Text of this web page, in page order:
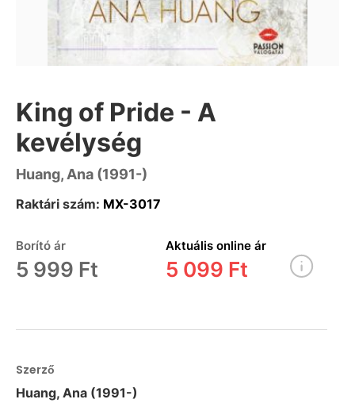
King of Pride - A
kevélység
Huang, Ana (1991-)
Raktári szám: MX-3017
Borító ár
5 999 Ft
Aktuális online ár
5 099 Ft
Szerző
Huang, Ana (1991-)